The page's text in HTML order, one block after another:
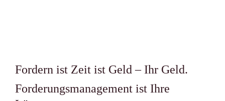
Fordern ist Zeit ist Geld – Ihr Geld.
Forderungs­­management ist Ihre